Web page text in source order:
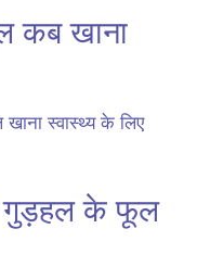
कब खाना
स्वास्थ्य के लिए
गुड़हल के फूल